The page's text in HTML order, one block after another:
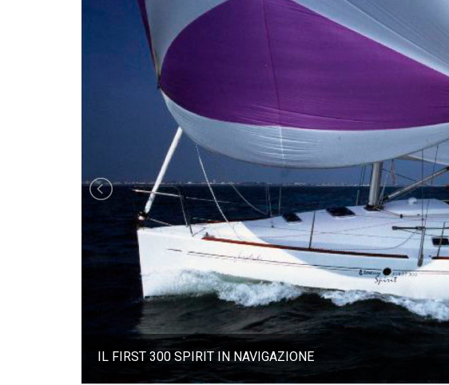
IL FIRST 300 SPIRIT IN NAVIGAZIONE